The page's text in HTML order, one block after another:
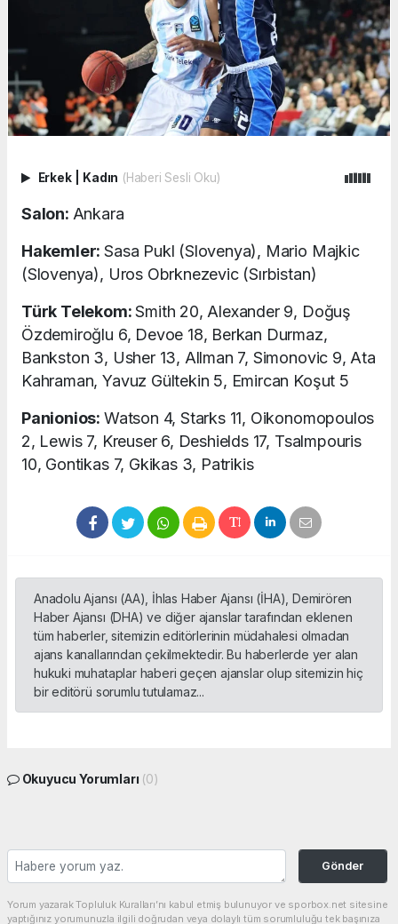
Erkek Kadın (Haberi Sesli Oku)
Salon: Ankara
Hakemler:Sasa Pukl (Slovenya), Mario Majkic
(Slovenya), Uros Obrknezevic (Sırbistan)
Türk Telekom:Smith 20, Alexander 9, Doğuş
Özdemiroğlu 6, Devoe 18, Berkan Durmaz,
Bankston 3, Usher 13, Allman 7, Simonovic 9, Ata
Kahraman, Yavuz Gültekin 5, Emircan Koşut 5
Panionios: Watson 4, Starks 11, Oikonomopoulos
2, Lewis 7, Kreuser 6, Deshields 17, Tsalmpouris
10, Gontikas 7, Gkikas 3, Patrikis
Anadolu Ajansı (AA), İhlas Haber Ajansı (İHA), Demirören
Haber Ajansı (DHA) ve diğer ajanslar tarafından eklenen
tüm haberler, sitemizin editörlerinin müdahalesi olmadan
ajans kanallarından çekilmektedir. Bu haberlerde yer alan
hukuki muhataplar haberi geçen ajanslar olup sitemizin hiç
bir editörü sorumlu tutulamaz...
Okuyucu Yorumları (0)
Gönder
Yorum yazarak Topluluk Kuralları’nı kabul etmiş bulunuyor ve sporbox.net sitesine
yaptığınız yorumunuzla ilgili doğrudan veya dolaylı tüm sorumluluğu tek başınıza